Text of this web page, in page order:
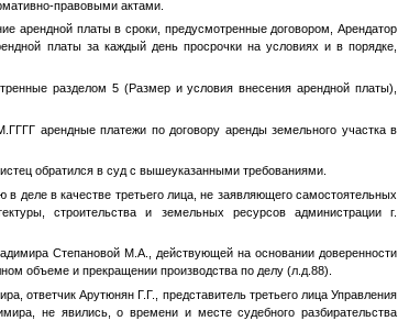
правовыми актами.
арендной платы в сроки, предусмотренные договором, Арендатор
платы за каждый день просрочки на условиях и в порядке,
разделом 5 (Размер и условия внесения арендной платы),
арендные платежи по договору аренды земельного участка в
обратился в суд с вышеуказанными требованиями.
деле в качестве третьего лица, не заявляющего самостоятельных
строительства и земельных ресурсов администрации г.
Степановой М.А., действующей на основании доверенности
объеме и прекращении производства по делу (л.д.88).
ответчик Арутюнян Г.Г., представитель третьего лица Управления
не явились, о времени и месте судебного разбирательства